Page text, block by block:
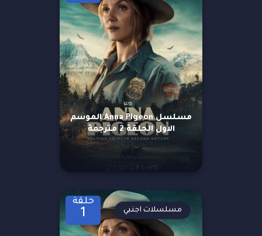
مسلسل Anna Pigeon الموسم
الاول الحلقة 2 مترجمة
حلقة
1 مسلسلات اجنبي